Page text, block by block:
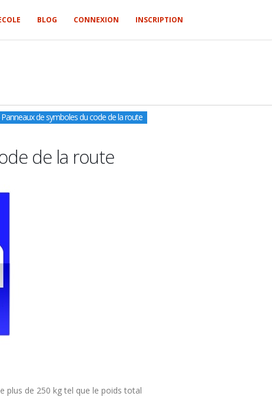
BLOG CONNEXION INSCRIPTION
de symboles du code de la route
de la route
plus de 250 kg tel que le poids total